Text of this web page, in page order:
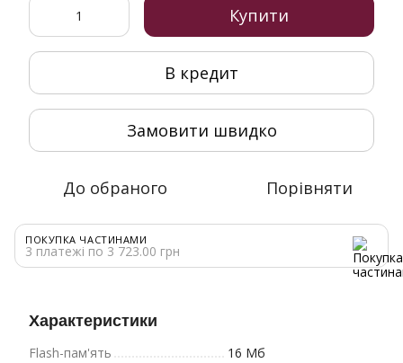
Купити
В кредит
Замовити швидко
До обраного Порівняти
ПОКУПКА ЧАСТИНАМИ
3 платежі по 3 723.00 грн
Характеристики
Flash-пам'ять
16 Мб